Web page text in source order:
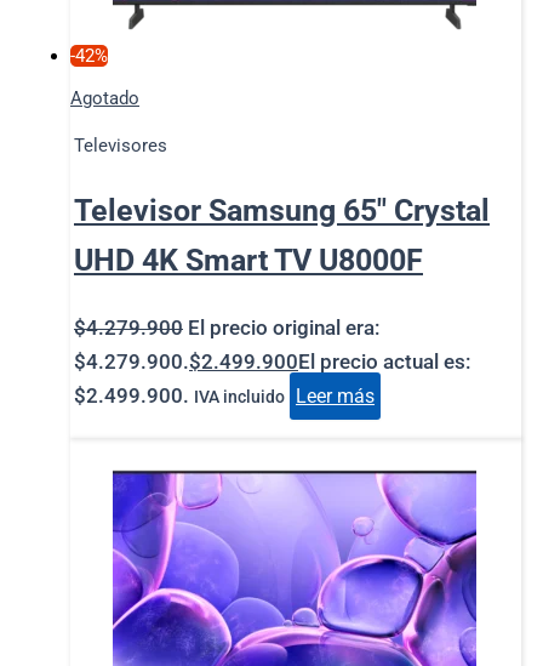
-42%
Agotado
Televisores
Televisor Samsung 65″ Crystal
UHD 4K Smart TV U8000F
$4.279.900 El precio original era:
$4.279.900.$2.499.900El precio actual es:
$2.499.900. IVA incluido Leer más